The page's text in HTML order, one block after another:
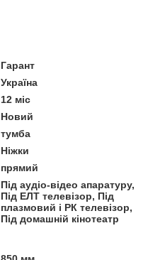
Гарант
Україна
12 міс
Новий
тумба
Ніжки
прямий
Під аудіо-відео апаратуру,
Під ЕЛТ телевізор, Під
плазмовий і РК телевізор,
Під домашній кінотеатр